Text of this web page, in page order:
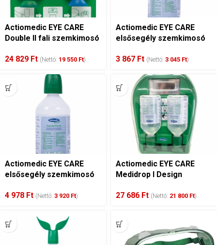
Actiomedic EYE CARE
Double II fali szemkimosó
24 829 Ft (Nettó: 19 550 Ft)
Actiomedic EYE CARE
elsősegély szemkimosó
oldattal, 250 ml
3 867 Ft (Nettó: 3 045 Ft)
Actiomedic EYE CARE
elsősegély szemkimosó
oldattal, 500 ml (steril)
4 978 Ft (Nettó: 3 920 Ft)
Actiomedic EYE CARE
Medidrop I Design
500 ml
27 686 Ft (Nettó: 21 800 Ft)